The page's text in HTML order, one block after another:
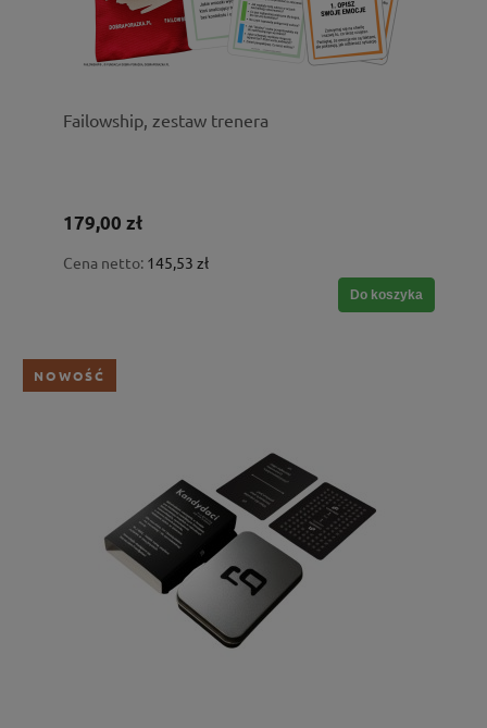
Failowship, zestaw trenera
179,00 zł
Cena netto: 145,53 zł
Do koszyka
NOWOŚĆ